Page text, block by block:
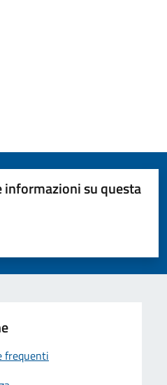
informazioni su questa
su 5
5
frequenti